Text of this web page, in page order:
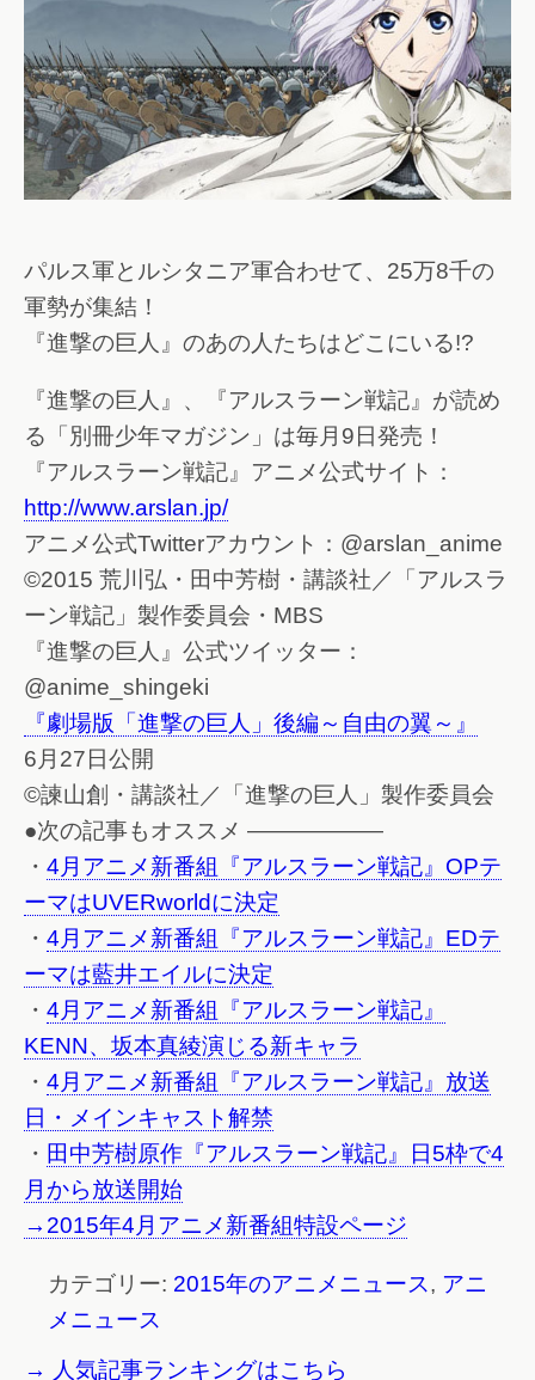
パルス軍とルシタニア軍合わせて、25万8千の
軍勢が集結！
『進撃の巨人』のあの人たちはどこにいる!?
『進撃の巨人』、『アルスラーン戦記』が読め
る「別冊少年マガジン」は毎月9日発売！
『アルスラーン戦記』アニメ公式サイト：
http://www.arslan.jp/
アニメ公式Twitterアカウント：@arslan_anime
©2015 荒川弘・田中芳樹・講談社／「アルスラ
ーン戦記」製作委員会・MBS
『進撃の巨人』公式ツイッター：
@anime_shingeki
『劇場版「進撃の巨人」後編～自由の翼～』
6月27日公開
©諫山創・講談社／「進撃の巨人」製作委員会
●次の記事もオススメ ——————
・ 4月アニメ新番組『アルスラーン戦記』OPテ
ーマはUVERworldに決定
・ 4月アニメ新番組『アルスラーン戦記』EDテ
ーマは藍井エイルに決定
・ 4月アニメ新番組『アルスラーン戦記』
KENN、坂本真綾演じる新キャラ
・ 4月アニメ新番組『アルスラーン戦記』放送
日・メインキャスト解禁
・ 田中芳樹原作『アルスラーン戦記』日5枠で4
月から放送開始
→2015年4月アニメ新番組特設ページ
カテゴリー: 2015年のアニメニュース, アニ
メニュース
→ 人気記事ランキングはこちら